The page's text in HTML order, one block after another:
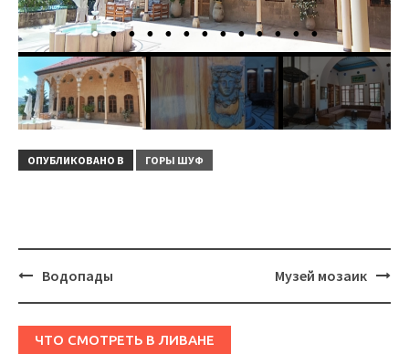
ОПУБЛИКОВАНО В ГОРЫ ШУФ
Навигация
Водопады Музей мозаик
ЧТО СМОТРЕТЬ В ЛИВАНЕ